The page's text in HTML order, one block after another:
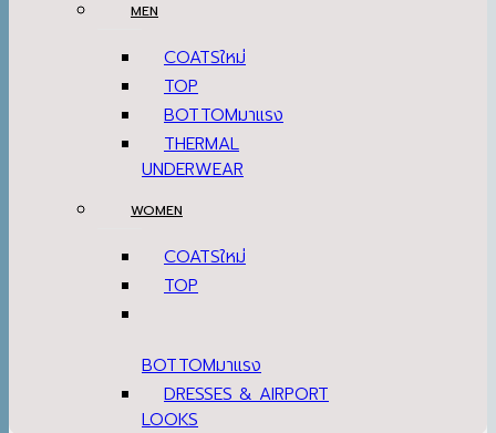
MEN
COATS
TOP
BOTTOM
THERMAL
UNDERWEAR
WOMEN
COATS
TOP
BOTTOM
DRESSES & AIRPORT
LOOKS